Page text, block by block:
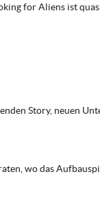
for Aliens ist
Story, neuen
wo das